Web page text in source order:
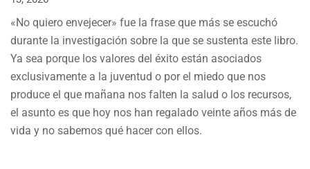
«No quiero envejecer» fue la frase que más se escuchó
durante la investigación sobre la que se sustenta este libro.
Ya sea porque los valores del éxito están asociados
exclusivamente a la juventud o por el miedo que nos
produce el que mañana nos falten la salud o los recursos,
el asunto es que hoy nos han regalado veinte años más de
vida y no sabemos qué hacer con ellos.